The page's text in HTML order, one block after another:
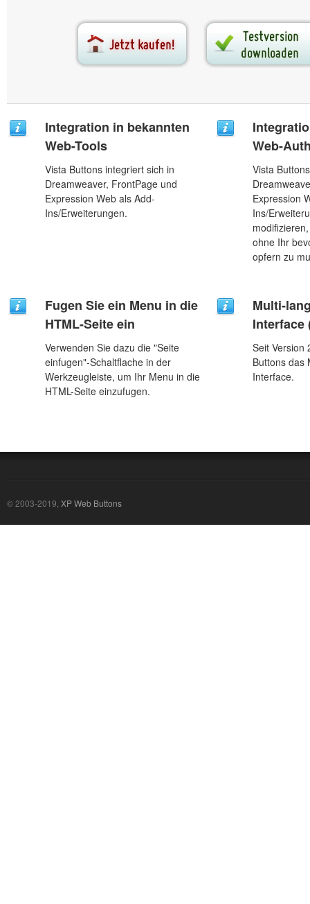
Integration in bekannten
Web-Tools
Vista Buttons integriert sich in
Dreamweaver, FrontPage und
Expression Web als Add-
Ins/Erweiterungen.
Web-
Vista
Expression
Ins/
ohne Ihr
opfern zu
Fugen Sie ein Menu in die
HTML-Seite ein
Verwenden Sie dazu die "Seite
einfugen"-Schaltflache in der
Werkzeugleiste, um Ihr Menu in die
HTML-Seite einzufugen.
Multi-
Interface
Seit Version
Buttons das
Interface.
© 2003-2019, XP Web Buttons